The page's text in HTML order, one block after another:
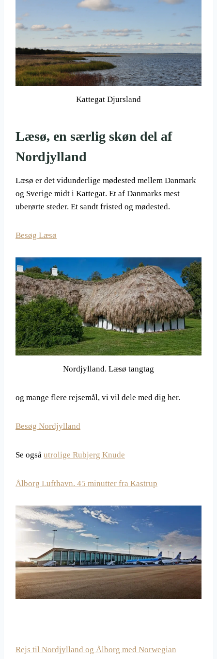
Kattegat Djursland
Læsø, en særlig skøn del af
Nordjylland
Læsø er det vidunderlige mødested mellem Danmark
og Sverige midt i Kattegat. Et af Danmarks mest
uberørte steder. Et sandt fristed og mødested.
Besøg Læsø
Nordjylland. Læsø tangtag
og mange flere rejsemål, vi vil dele med dig her.
Besøg Nordjylland
Se også utrolige Rubjerg Knude
Ålborg Lufthavn. 45 minutter fra Kastrup
Rejs til Nordjylland og Ålborg med Norwegian